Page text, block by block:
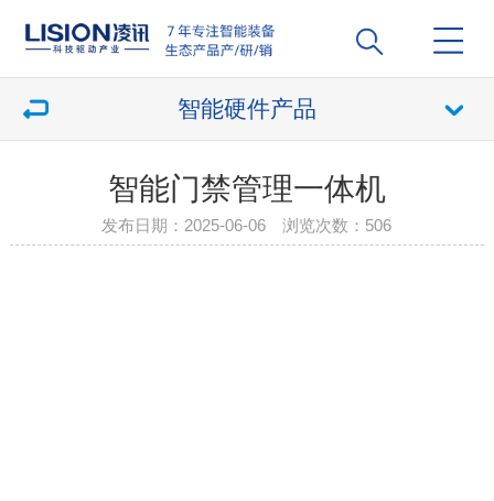
智能硬件产品
智能门禁管理一体机
发布日期：2025-06-06 浏览次数： 506